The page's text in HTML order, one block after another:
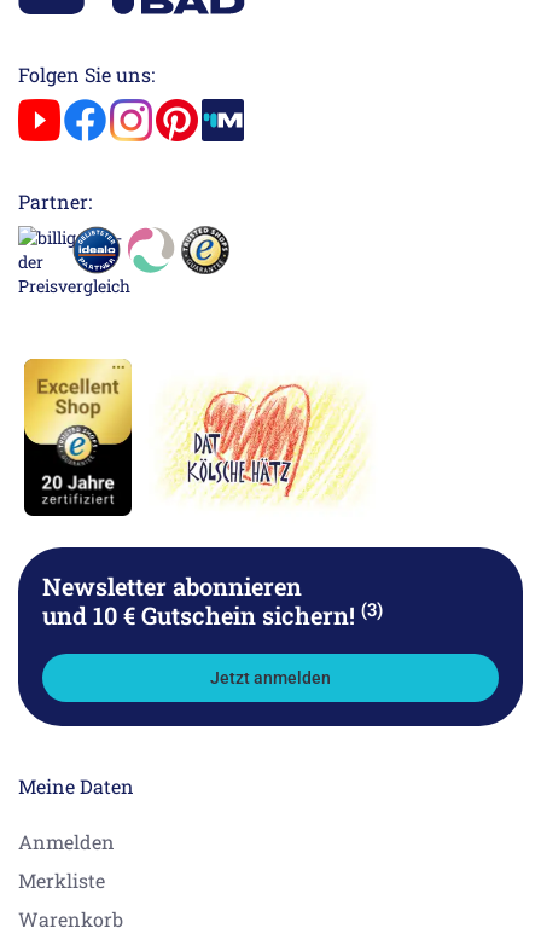
Folgen Sie uns:
Partner:
Newsletter abonnieren
und 10 € Gutschein sichern! (3)
Jetzt anmelden
Meine Daten
Anmelden
Merkliste
Warenkorb